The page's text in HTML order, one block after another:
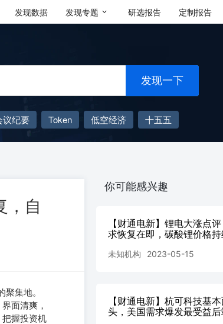
发现数据 发现专题 研选报告 定制报告
发现一下
议纪要 Token 低空经济
十五五
，自
集地。
面清爽，
握投资机
你可能感兴趣
【财通电新】锂电大涨点
求恢复在即，碳酸锂价格
未知机构 2023-05-15
【财通电新】杭可科技基
头，美国需求爆发最受益